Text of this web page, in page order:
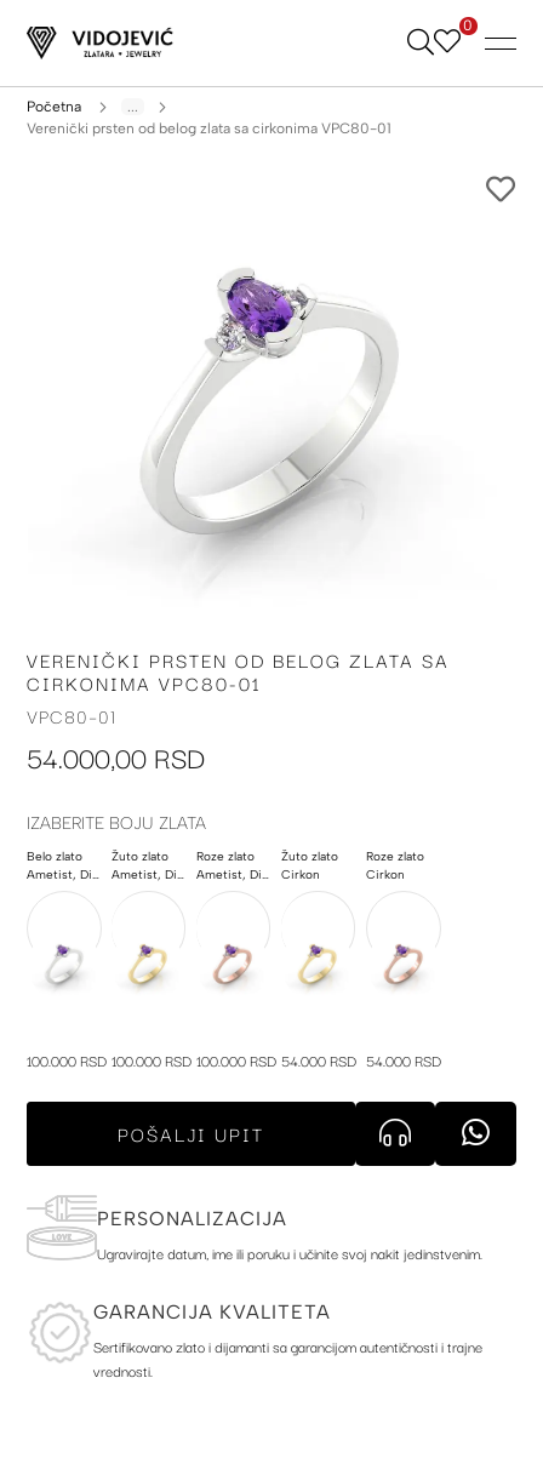
Skip
0
Početna
...
Verenički prsten od belog zlata sa cirkonima VPC80-01
Skip
to
the
of
gallery
VERENIČKI PRSTEN OD BELOG ZLATA SA
CIRKONIMA VPC80-01
VPC80-01
54.000,00 RSD
IZABERITE BOJU ZLATA
Belo zlato
Ametist, Dijamant
100.000 RSD
Žuto zlato
Ametist, Dijamant
100.000 RSD
Roze zlato
Ametist, Dijamant
100.000 RSD
Žuto zlato
Cirkon
54.000 RSD
Roze zlato
Cirkon
54.000 RSD
POŠALJI UPIT
PERSONALIZACIJA
Ugravirajte datum, ime ili poruku i učinite svoj nakit jedinstvenim.
GARANCIJA KVALITETA
Sertifikovano zlato i dijamanti sa garancijom autentičnosti i trajne
vrednosti.